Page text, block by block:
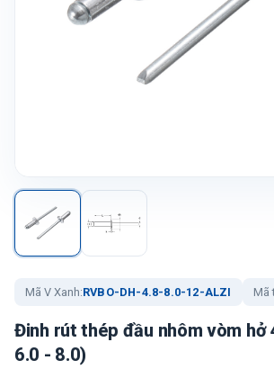
Mã V Xanh:RVBO-DH-4.8-8.0-12-ALZI Mã
Đinh rút thép đầu nhôm vòm hở
6.0 - 8.0)